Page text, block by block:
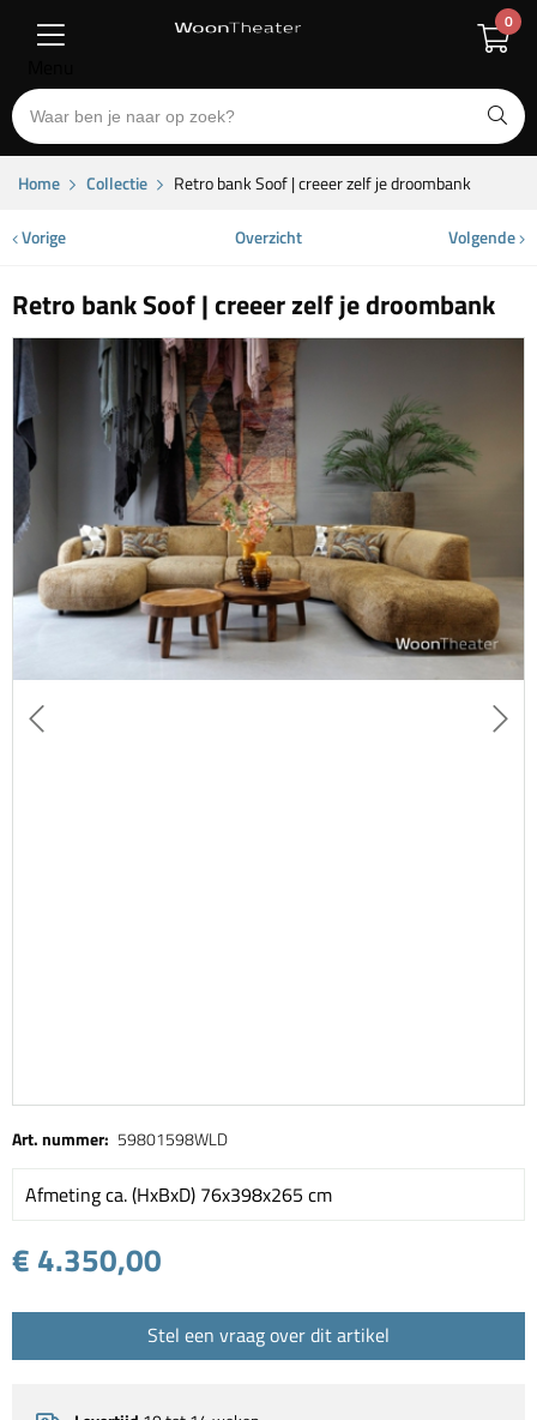
0
Home Collectie Retro bank Soof | creeer zelf je droombank
Vorige Overzicht Volgende
Retro bank Soof | creeer zelf je droombank
Art. nummer: 59801598WLD
Afmeting ca. (HxBxD) 76x398x265 cm
€ 4.350,00
Stel een vraag over dit artikel